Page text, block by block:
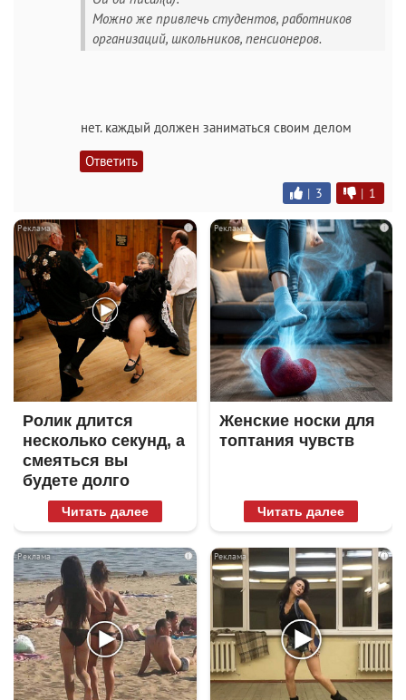
Можно же привлечь студентов, работников
организаций, школьников, пенсионеров.
нет. каждый должен заниматься своим делом
Ответить
| 3 | 1
i
Ролик длится
несколько секунд, а
смеяться вы
будете долго
Читать далее
i
Женские носки для
топтания чувств
Читать далее
i i